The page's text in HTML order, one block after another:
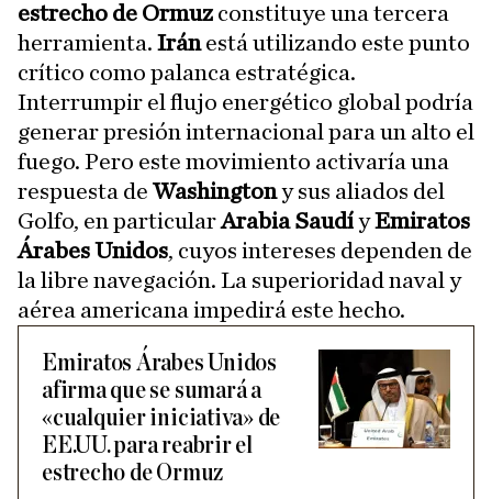
estrecho de Ormuzconstituye una tercera
herramienta. Iránestá utilizando este punto
crítico como palanca estratégica.
Interrumpir el flujo energético global podría
generar presión internacional para un alto el
fuego. Pero este movimiento activaría una
respuesta de Washingtony sus aliados del
Golfo, en particularArabia SaudíyEmiratos
Árabes Unidos, cuyos intereses dependen de
la libre navegación. La superioridad naval y
aérea americana impedirá este hecho.
Emiratos Árabes Unidos
afirma que se sumará a
«cualquier iniciativa» de
EE.UU. para reabrir el
estrecho de Ormuz